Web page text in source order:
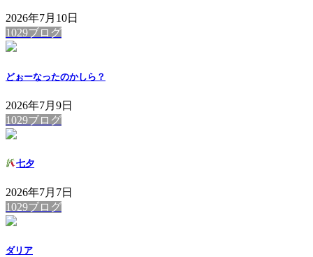
2026年7月10日
1029ブログ
どぉーなったのかしら？
2026年7月9日
1029ブログ
七夕
2026年7月7日
1029ブログ
ダリア